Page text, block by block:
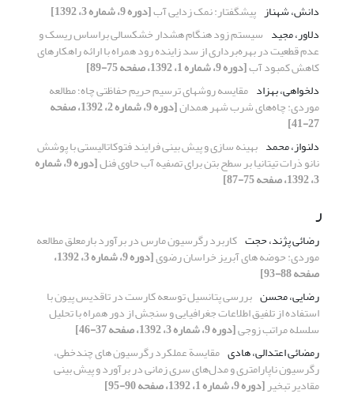
دانش، شهناز پیشگفتار: نمک زدایی آب[دوره 9، شماره 3، 1392]
دلاور، مجید سیستم زود هنگام هشدار خشکسالی براساس ریسک و
عدم قطعیت در بهره‌برداری از سد زاینده رود همراه با ارائه راهکارهای
کاهش کمبود آب[دوره 9، شماره 1، 1392، صفحه 75-89]
دلخواهی، بهزاد مقایسه روشهای ترسیم حریم حفاظتی چاه؛ مطالعه
موردی: چاه‌های شرب شهر همدان [دوره 9، شماره 2، 1392، صفحه
27-41]
دلنواز، محمد بهینه سازی و پیش بینی فرایند فتوکاتالیستی با پوشش
نانو ذرات تیتانیا بر سطح بتن برای تصفیه آب حاوی فنل [دوره 9، شماره
3، 1392، صفحه 75-87]
ر
رضائی پژند، حجت کاربرد رگرسیون مارس در برآورد بارمعلق مطالعه
موردی: حوضه های آبریز خراسان رضوی [دوره 9، شماره 3، 1392،
صفحه 88-93]
رضایی، محسن بررسی پتانسیل توسعه کارست در تاقدیس پیون با
استفاده از تلفیق اطلاعات جغرافیایی و سنجش از دور همراه با تحلیل
سلسله مراتب زوجی[دوره 9، شماره 3، 1392، صفحه 37-46]
رمضائی اعتدالی، هادی مقایسة عملکرد رگرسیون های چندخطی،
رگرسیون ناپارامتری و مدل‌های سری زمانی در برآورد و پیش بینی
مقادیر تبخیر[دوره 9، شماره 1، 1392، صفحه 90-95]